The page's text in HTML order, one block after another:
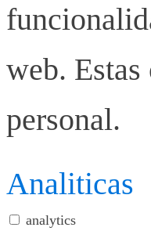
web.
personal.
Analiticas
analytics